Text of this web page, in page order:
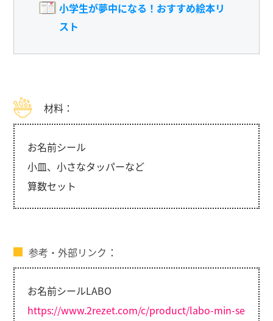
小学生が夢中になる！おすすめ絵本リ
スト
材料：
お名前シール
小皿、小さなタッパーなど
算数セット
参考・外部リンク
お名前シールLABO
https://www.2rezet.com/c/product/labo-min-se